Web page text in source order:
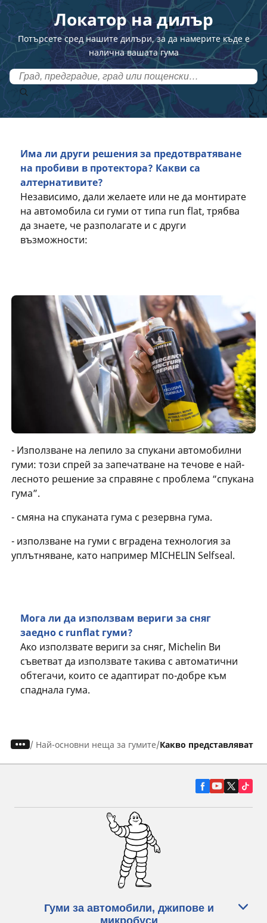
Локатор на дилър
Потърсете сред нашите дилъри, за да намерите къде е
налична вашата гума
Има ли други решения за предотвратяване
на пробиви в протектора? Какви са
алтернативите?
Независимо, дали желаете или не да монтирате
на автомобила си гуми от типа run flat, трябва
да знаете, че разполагате и с други
възможности:
- Използване на лепило за спукани автомобилни
гуми: този спрей за запечатване на течове е най-
лесното решение за справяне с проблема “спукана
гума”.
- смяна на спуканата гума с резервна гума.
- използване на гуми с вградена технология за
уплътняване, като например MICHELIN Selfseal.
Мога ли да използвам вериги за сняг
заедно с runflat гуми?
Ако използвате вериги за сняг, Michelin Ви
съветват да използвате такива с автоматични
обтегачи, които се адаптират по-добре към
спаднала гума.
/ Най-основни неща за гумите Какво представляват
Гуми за автомобили, джипове и
микробуси